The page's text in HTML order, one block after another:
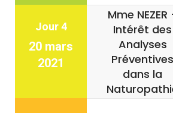
Jour 4
20 mars
2021
Mme NEZER
Intérêt des
Analyses
Préventives
dans la